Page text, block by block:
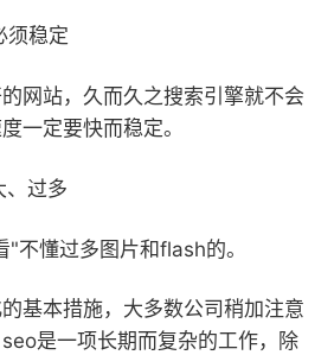
须稳定
网站，久而久之搜索引擎就不会
一定要快而稳定。
、过多
"不懂过多图片和flash的。
基本措施，大多数公司稍加注意
是一项长期而复杂的工作，除